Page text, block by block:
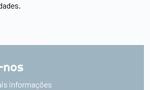
informações